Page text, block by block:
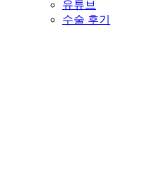
유튜브
수술 후기